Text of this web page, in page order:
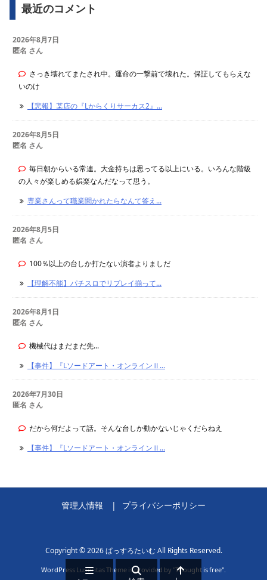
最近のコメント
2026年8月7日
匿名 さん
さっき壊れてまたされ中。運命の一撃前で壊れた。保証してもらえな
いのけ
【悲報】某店の『Lからくりサーカス2』...
2026年8月5日
匿名 さん
毎日朝からいる常連。大金持ちは思ってる以上にいる。いろんな階級
の人々が楽しめる娯楽なんだなって思う。
専業さんって職業聞かれたらなんて答え...
2026年8月5日
匿名 さん
100％以上の台しか打たない演者よりましだ
【理解不能】パチスロでリプレイ揃って...
2026年8月1日
匿名 さん
機械代はまだまだ先...
【事件】『Lソードアート・オンラインⅡ...
2026年7月30日
匿名 さん
だから何だよって話。そんな台しか動かないじゃくだらねえ
【事件】『Lソードアート・オンラインⅡ...
管理人情報 プライバシーポリシー
Copyright ©2026 ぱっすろたいむAll Rights Reserved.
WordPress Luxeritas Theme is provided by "Thought is free".